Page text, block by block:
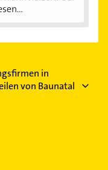
in
von Baunatal